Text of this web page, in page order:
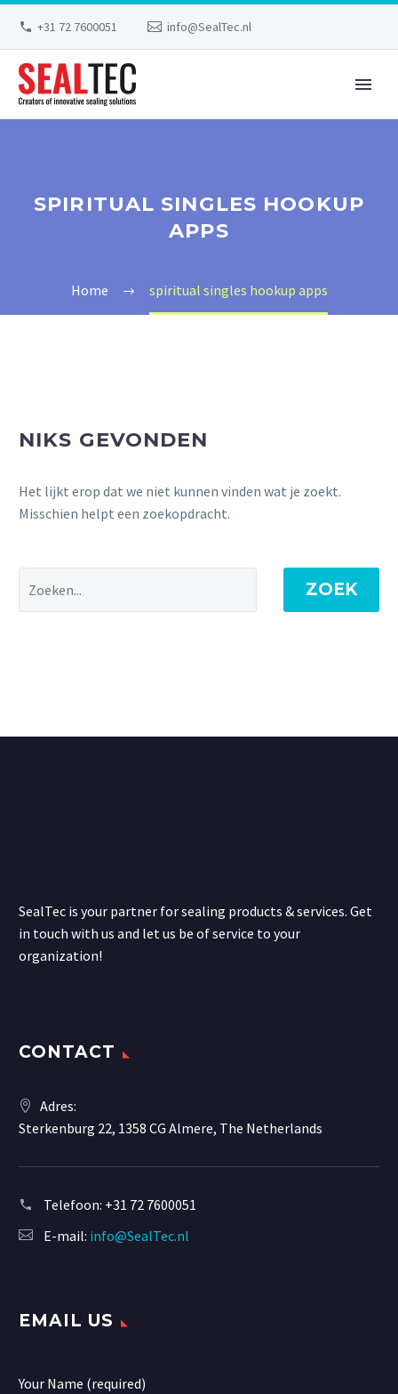
+31 72 7600051 info@SealTec.nl
SPIRITUAL SINGLES HOOKUP
APPS
Home spiritual singles hookup apps
NIKS GEVONDEN
Het lijkt erop dat we niet kunnen vinden wat je zoekt.
Misschien helpt een zoekopdracht.
ZOEK
SealTec is your partner for sealing products & services. Get
in touch with us and let us be of service to your
organization!
CONTACT
Adres:
Sterkenburg 22, 1358 CG Almere, The Netherlands
Telefoon: +31 72 7600051
E-mail: info@SealTec.nl
EMAIL US
Your Name (required)